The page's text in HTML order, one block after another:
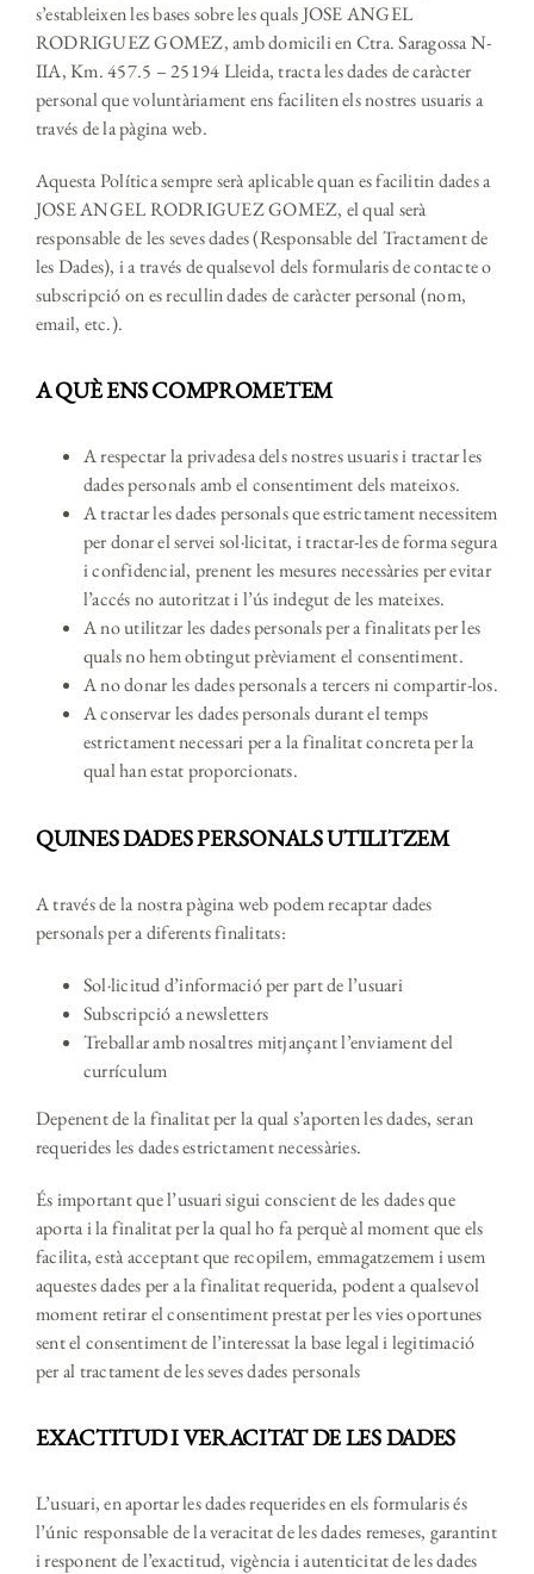
s’estableixen les bases sobre les quals JOSE ANGEL
RODRIGUEZ GOMEZ, amb domicili en Ctra. Saragossa N-
IIA, Km. 457.5 – 25194 Lleida, tracta les dades de caràcter
personal que voluntàriament ens faciliten els nostres usuaris a
través de la pàgina web.
Aquesta Política sempre serà aplicable quan es facilitin dades a
JOSE ANGEL RODRIGUEZ GOMEZ, el qual serà
responsable de les seves dades (Responsable del Tractament de
les Dades), i a través de qualsevol dels formularis de contacte o
subscripció on es recullin dades de caràcter personal (nom,
email, etc.).
A QUÈ ENS COMPROMETEM
A respectar la privadesa dels nostres usuaris i tractar les
dades personals amb el consentiment dels mateixos.
A tractar les dades personals que estrictament necessitem
per donar el servei sol·licitat, i tractar-les de forma segura
i confidencial, prenent les mesures necessàries per evitar
l’accés no autoritzat i l’ús indegut de les mateixes.
A no utilitzar les dades personals per a finalitats per les
quals no hem obtingut prèviament el consentiment.
A no donar les dades personals a tercers ni compartir-los.
A conservar les dades personals durant el temps
estrictament necessari per a la finalitat concreta per la
qual han estat proporcionats.
QUINES DADES PERSONALS UTILITZEM
A través de la nostra pàgina web podem recaptar dades
personals per a diferents finalitats:
Sol·licitud d’informació per part de l’usuari
Subscripció a newsletters
Treballar amb nosaltres mitjançant l’enviament del
currículum
Depenent de la finalitat per la qual s’aporten les dades, seran
requerides les dades estrictament necessàries.
És important que l’usuari sigui conscient de les dades que
aporta i la finalitat per la qual ho fa perquè al moment que els
facilita, està acceptant que recopilem, emmagatzemem i usem
aquestes dades per a la finalitat requerida, podent a qualsevol
moment retirar el consentiment prestat per les vies oportunes
sent el consentiment de l’interessat la base legal i legitimació
per al tractament de les seves dades personals
EXACTITUD I VERACITAT DE LES DADES
L’usuari, en aportar les dades requerides en els formularis és
l’únic responsable de la veracitat de les dades remeses, garantint
i responent de l’exactitud, vigència i autenticitat de les dades